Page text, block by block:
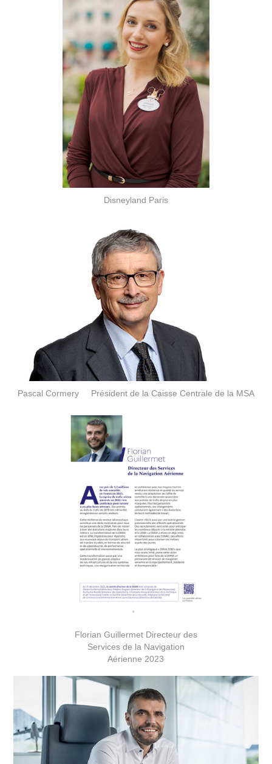
Disneyland Paris
Pascal Cormery Président de la Caisse Centrale de la MSA
Florian Guillermet Directeur des
Services de la Navigation
Aérienne 2023